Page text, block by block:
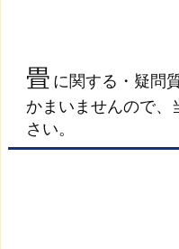
畳 に関する・疑問
かまいませんので、
さい。